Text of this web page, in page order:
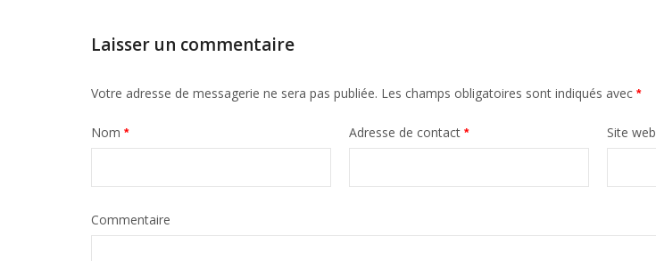
l'article
Laisser un commentaire
Votre adresse de messagerie ne sera pas publiée. Les champs obligatoires sont indiqués avec *
Nom * Adresse de contact* Site web
Commentaire